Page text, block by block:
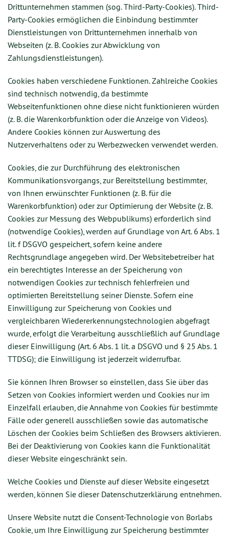
Drittunternehmen stammen (sog. Third-Party-Cookies). Third-
Party-Cookies ermöglichen die Einbindung bestimmter
Dienstleistungen von Drittunternehmen innerhalb von
Webseiten (z. B. Cookies zur Abwicklung von
Zahlungsdienstleistungen).
Cookies haben verschiedene Funktionen. Zahlreiche Cookies
sind technisch notwendig, da bestimmte
Webseitenfunktionen ohne diese nicht funktionieren würden
(z. B. die Warenkorbfunktion oder die Anzeige von Videos).
Andere Cookies können zur Auswertung des
Nutzerverhaltens oder zu Werbezwecken verwendet werden.
Cookies, die zur Durchführung des elektronischen
Kommunikationsvorgangs, zur Bereitstellung bestimmter,
von Ihnen erwünschter Funktionen (z. B. für die
Warenkorbfunktion) oder zur Optimierung der Website (z. B.
Cookies zur Messung des Webpublikums) erforderlich sind
(notwendige Cookies), werden auf Grundlage von Art. 6 Abs. 1
lit. f DSGVO gespeichert, sofern keine andere
Rechtsgrundlage angegeben wird. Der Websitebetreiber hat
ein berechtigtes Interesse an der Speicherung von
notwendigen Cookies zur technisch fehlerfreien und
optimierten Bereitstellung seiner Dienste. Sofern eine
Einwilligung zur Speicherung von Cookies und
vergleichbaren Wiedererkennungstechnologien abgefragt
wurde, erfolgt die Verarbeitung ausschließlich auf Grundlage
dieser Einwilligung (Art. 6 Abs. 1 lit. a DSGVO und § 25 Abs. 1
TTDSG); die Einwilligung ist jederzeit widerrufbar.
Sie können Ihren Browser so einstellen, dass Sie über das
Setzen von Cookies informiert werden und Cookies nur im
Einzelfall erlauben, die Annahme von Cookies für bestimmte
Fälle oder generell ausschließen sowie das automatische
Löschen der Cookies beim Schließen des Browsers aktivieren.
Bei der Deaktivierung von Cookies kann die Funktionalität
dieser Website eingeschränkt sein.
Welche Cookies und Dienste auf dieser Website eingesetzt
werden, können Sie dieser Datenschutzerklärung entnehmen.
Unsere Website nutzt die Consent-Technologie von Borlabs
Cookie, um Ihre Einwilligung zur Speicherung bestimmter